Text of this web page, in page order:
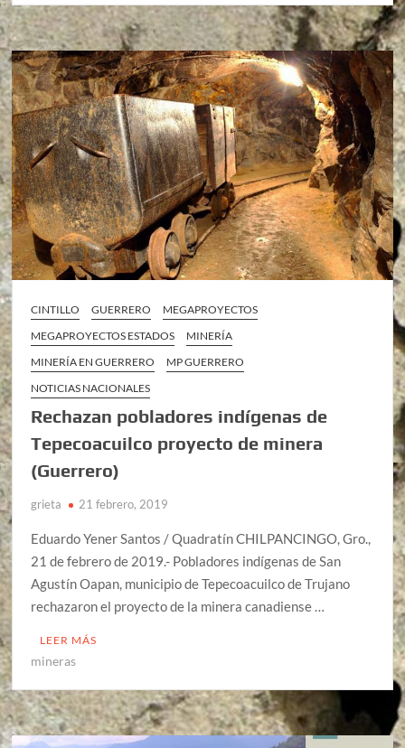
CINTILLO GUERRERO
MEGAPROYECTOS
MEGAPROYECTOS ESTADOS
MINERÍA
MINERÍA EN GUERRERO
MP GUERRERO
NOTICIAS NACIONALES
Rechazan pobladores indígenas de
Tepecoacuilco proyecto de minera
(Guerrero)
grieta 21 febrero, 2019
Eduardo Yener Santos / Quadratín CHILPANCINGO, Gro.,
21 de febrero de 2019.- Pobladores indígenas de San
Agustín Oapan, municipio de Tepecoacuilco de Trujano
rechazaron el proyecto de la minera canadiense …
LEER MÁS
mineras